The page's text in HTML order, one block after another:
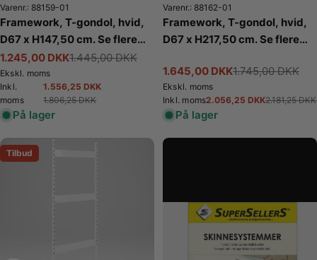
Varenr.: 88159-01
Framework, T-gondol, hvid,
D67 x H147,50 cm. Se flere
farver
Tilbudspris
1.245,00 DKK
Normalpris 1.445,00 DKK
Ekskl. moms
Inkl.
moms
Tilbudspris
1.556,25 DKK
Normalpris
1.806,25 DKK
På lager
Varenr.: 88162-01
Framework, T-gondol, hvid,
D67 x H217,50 cm. Se flere
Tilbudspris
1.645,00 DKK
Normalpris 1.745,00 DKK
Ekskl. moms
Inkl. momsTilbudspris
2.056,25 DKK
Normalpris 2.181,25 DKK
På lager
Tilbud